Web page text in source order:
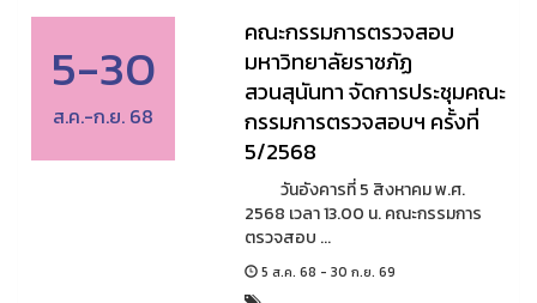
5-30
ส.ค.-ก.ย. 68
คณะกรรมการตรวจสอบ
มหาวิทยาลัยราชภัฏ
สวนสุนันทา จัดการประชุมคณะ
กรรมการตรวจสอบฯ ครั้งที่
5/2568
วันอังคารที่ 5 สิงหาคม พ.ศ.
2568 เวลา 13.00 น. คณะกรรมการ
ตรวจสอบ ...
5 ส.ค. 68 - 30 ก.ย. 69